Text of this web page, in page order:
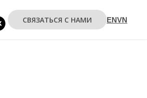
СВЯЗАТЬСЯ С НАМИ ENVN